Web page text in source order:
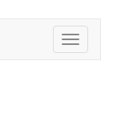
Toggle
navigation